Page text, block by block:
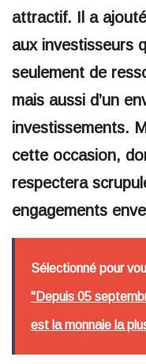
attractif. Il a
aux investisseurs
seulement de
mais aussi d’un
investissements.
cette occasion,
respectera
engagements
Sélectionné pour
"Depuis 05
est la monnaie la